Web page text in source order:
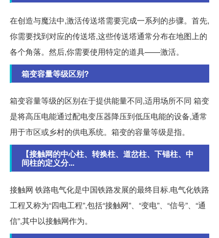
在创造与魔法中,激活传送塔需要完成一系列的步骤。首先,
你需要找到对应的传送塔,这些传送塔通常分布在地图上的
各个角落。然后,你需要使用特定的道具——激活。
箱变容量等级区别?
箱变容量等级的区别在于提供能量不同,适用场所不同 箱变
是将高压电能通过配电变压器降压到低压电能的设备,通常
用于市区或乡村的供电系统。箱变的容量等级是指。
【接触网的中心柱、转换柱、道岔柱、下锚柱、中
间柱的定义分...
接触网 铁路电气化是中国铁路发展的最终目标.电气化铁路
工程又称为“四电工程”,包括“接触网”、“变电”、“信号”、“通
信”,其中以接触网作为。